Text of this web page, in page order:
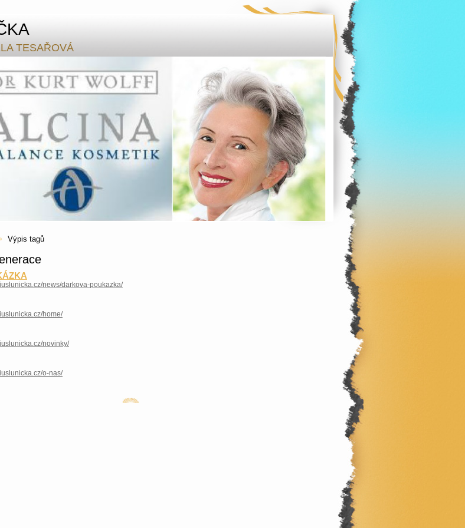
TESAŘOVÁ
Výpis tagů
news/darkova-poukazka/
home/
novinky/
o-nas/